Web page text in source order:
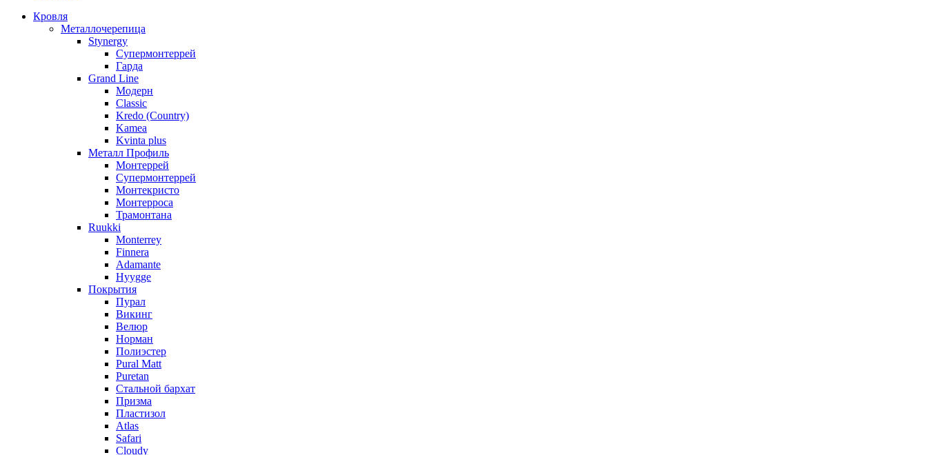
Кровля
Металлочерепица
Stynergy
Супермонтеррей
Гарда
Grand Line
Модерн
Classic
Kredo (Country)
Kamea
Kvinta plus
Металл Профиль
Монтеррей
Супермонтеррей
Монтекристо
Монтерроса
Трамонтана
Ruukki
Monterrey
Finnera
Adamante
Hyygge
Покрытия
Пурал
Викинг
Велюр
Норман
Полиэстер
Pural Matt
Puretan
Стальной бархат
Призма
Пластизол
Atlas
Safari
Cloudy